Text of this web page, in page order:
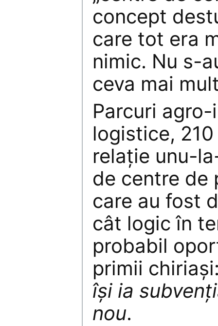
concept
care tot era
nimic. Nu s-
ceva mai
Parcuri
logistice,
relație unu-
de centre de
care au fost
cât logic în
probabil
primii
își ia
nou.